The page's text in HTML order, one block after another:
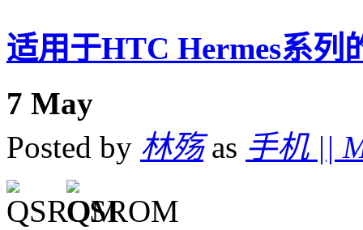
适用于HTC Hermes系列
7 May
Posted by 林殇as 手机 ||